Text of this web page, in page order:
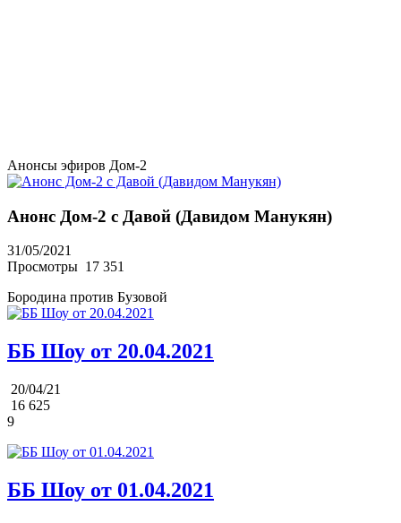
Анонсы эфиров Дом-2
Анонс Дом-2 с Давой (Давидом Манукян)
31/05/2021
Просмотры 17 351
Бородина против Бузовой
ББ Шоу от 20.04.2021
20/04/21
16 625
9
ББ Шоу от 01.04.2021